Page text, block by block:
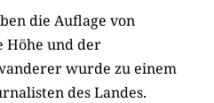
die Auflage von
Höhe und der
wurde zu einem
des Landes.